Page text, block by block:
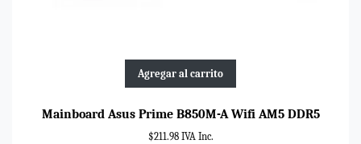
Agregar al carrito
Mainboard Asus Prime B850M-A Wifi AM5 DDR5
$211.98 IVA Inc.